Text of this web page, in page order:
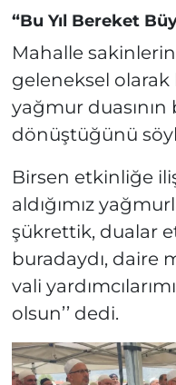
“Bu Yıl Bereket
Mahalle
geleneksel olarak
yağmur duasının
dönüştüğünü
Birsen etkinliğe
aldığımız
şükrettik, dualar
buradaydı, daire
vali
olsun’’ dedi.